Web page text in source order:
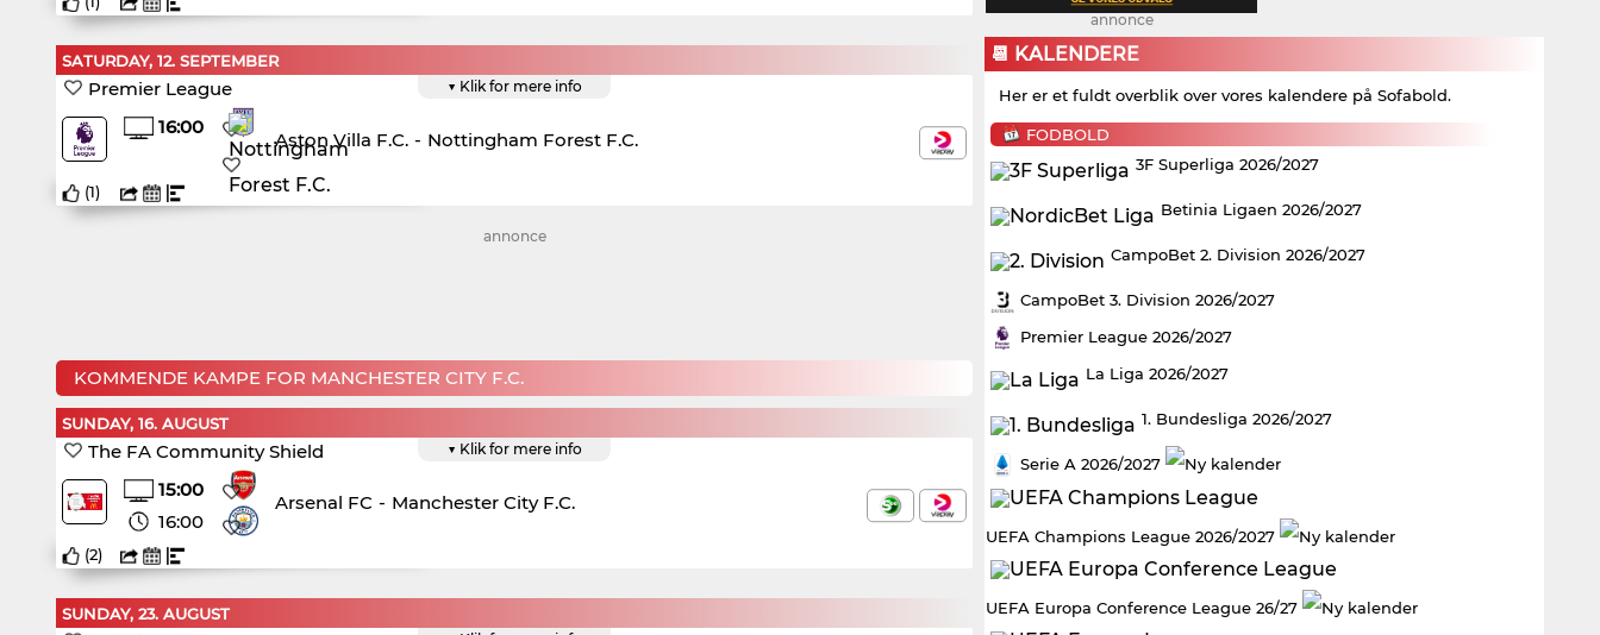
SATURDAY, 12. SEPTEMBER
▼ Klik for mere info
Premier League
16:00
Aston Villa F.C. - Nottingham Forest F.C.
(1)
annonce
KOMMENDE KAMPE FOR MANCHESTER CITY F.C.
SUNDAY, 16. AUGUST
▼ Klik for mere info
The FA Community Shield
15:00
16:00
Arsenal FC - Manchester City F.C.
(2)
SUNDAY, 23. AUGUST
annonce
📆 KALENDERE
Her er et fuldt overblik over vores kalendere på Sofabold.
FODBOLD
3F Superliga 2026/2027
Betinia Ligaen 2026/2027
CampoBet 2. Division 2026/2027
CampoBet 3. Division 2026/2027
Premier League 2026/2027
La Liga 2026/2027
1. Bundesliga 2026/2027
Serie A 2026/2027
UEFA Champions League 2026/2027
UEFA Europa Conference League 26/27